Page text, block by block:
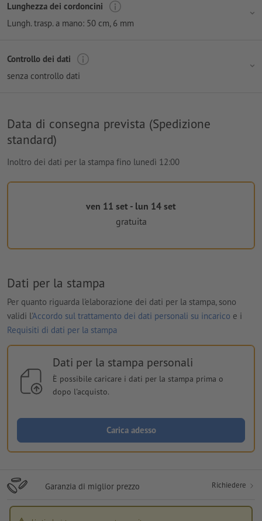
Lunghezza dei cordoncini
Lungh. trasp. a mano: 50 cm, 6 mm
Controllo dei dati
senza controllo dati
Data di consegna prevista (Spedizione
standard)
Inoltro dei dati per la stampa fino lunedì 12:00
ven 11 set - lun 14 set
gratuita
Dati per la stampa
Per quanto riguarda l'elaborazione dei dati per la stampa, sono
validi l'Accordo sul trattamento dei dati personali su incarico e i
Requisiti di dati per la stampa
Dati per la stampa personali
È possibile caricare i dati per la stampa prima o
dopo l'acquisto.
Carica adesso
Garanzia di miglior prezzo Richiedere